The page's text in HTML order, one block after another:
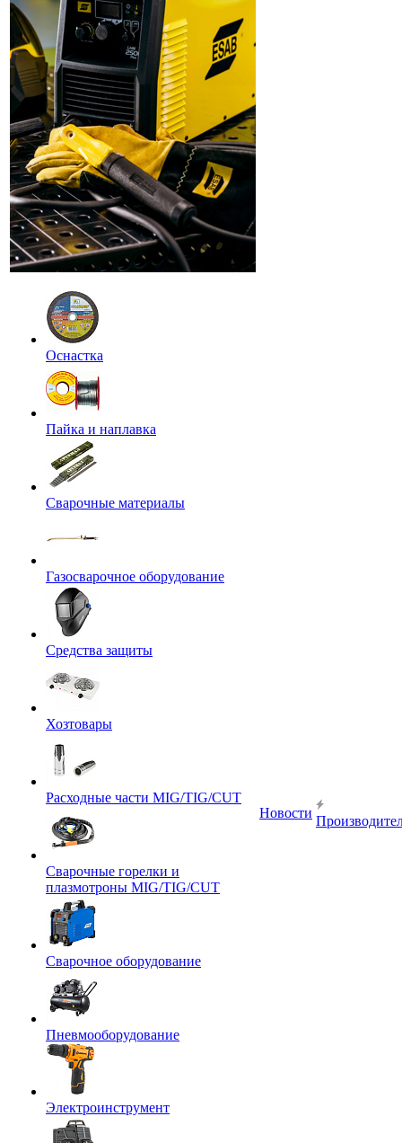
Оснастка
Пайка и наплавка
Сварочные материалы
Газосварочное оборудование
Средства защиты
Хозтовары
Расходные части MIG/TIG/CUT
Сварочные горелки и
плазмотроны MIG/TIG/CUT
Сварочное оборудование
Пневмооборудование
Электроинструмент
Новости